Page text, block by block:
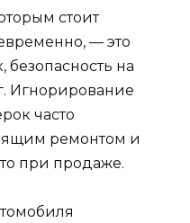
стоит
— это
на
Игнорирование
часто
ремонтом и
при продаже.